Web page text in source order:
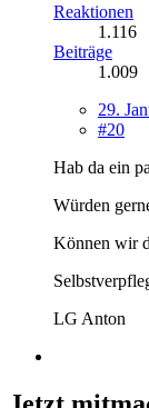
Reaktionen
1.116
Beiträge
1.009
29.
#20
Hab da ein
Würden
Können wir
LG Anton